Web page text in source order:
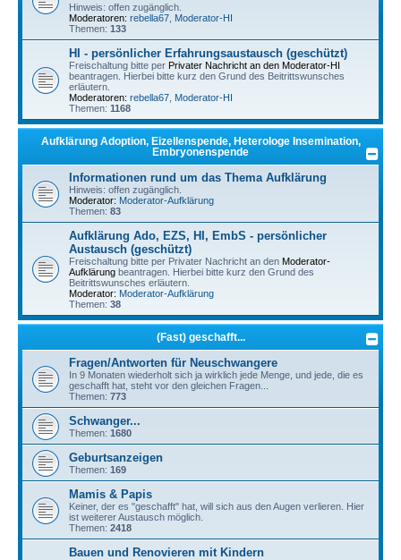
Hinweis: offen zugänglich.
Moderatoren: rebella67 Moderator-HI
Themen: 133
HI - persönlicher Erfahrungsaustausch (geschützt)
Freischaltung bitte per Privater Nachricht an den Moderator-HI
beantragen. Hierbei bitte kurz den Grund des Beitrittswunsches
erläutern.
Moderatoren: rebella67 Moderator-HI
Themen: 1168
Aufklärung Adoption, Eizellenspende, Heterologe Insemination,
Embryonenspende
Informationen rund um das Thema Aufklärung
Hinweis: offen zugänglich.
Moderator: Moderator-Aufklärung
Themen: 83
Aufklärung Ado, EZS, HI, EmbS - persönlicher
Austausch (geschützt)
Freischaltung bitte per Privater Nachricht an den Moderator-
Aufklärung beantragen. Hierbei bitte kurz den Grund des
Beitrittswunsches erläutern.
Moderator: Moderator-Aufklärung
Themen: 38
(Fast) geschafft...
Fragen/Antworten für Neuschwangere
In 9 Monaten wiederholt sich ja wirklich jede Menge, und jede, die es
geschafft hat, steht vor den gleichen Fragen...
Themen: 773
Schwanger...
Themen: 1680
Geburtsanzeigen
Themen: 169
Mamis & Papis
Keiner, der es "geschafft" hat, will sich aus den Augen verlieren. Hier
ist weiterer Austausch möglich.
Themen: 2418
Bauen und Renovieren mit Kindern